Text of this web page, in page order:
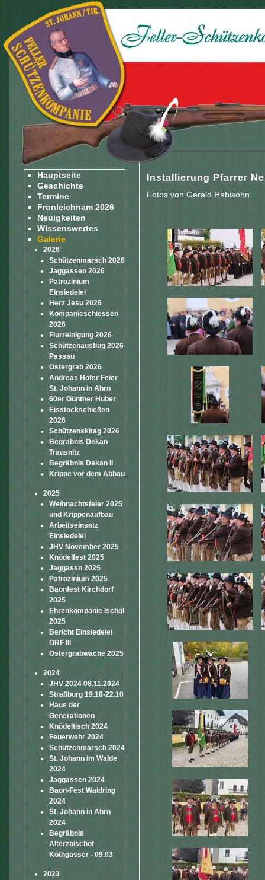
Hauptseite
Geschichte
Termine
Fronleichnam 2026
Neuigkeiten
Wissenswertes
Galerie
2026
Schützenmarsch 2026
Jaggassen 2026
Patrozinium
Einsiedelei
Herz Jesu 2026
Kompanieschiessen
2026
Flurreinigung 2026
Schützenausflug 2026
Passau
Ostergrab 2026
Andreas Hofer Feier
St. Johann in Ahrn
60er Günther Huber
Eisstockschießen
2026
Schützenskitag 2026
Begräbnis Dekan
Trausnitz
Begräbnis Dekan II
Krippe vor dem Abbau
2025
Weihnachtsfeier 2025
und Krippenaufbau
Arbeitseinsatz
Einsiedelei
JHV November 2025
Knödelfest 2025
Jaggassn 2025
Patrozinium 2025
Baonfest Kirchdorf
2025
Ehrenkompanie Ischgl
2025
Bericht Einsiedelei
ORF III
Ostergrabwache 2025
2024
JHV 2024 08.11.2024
Straßburg 19.10-22.10
Haus der
Generationen
Knödeltisch 2024
Feuerwehr 2024
Schützenmarsch 2024
St. Johann im Walde
2024
Jaggassen 2024
Baon-Fest Waidring
2024
St. Johann in Ahrn
2024
Begräbnis
Alterzbischof
Kothgasser - 09.03
2023
Installierung Pfarrer
Fotos von Gerald Habisohn